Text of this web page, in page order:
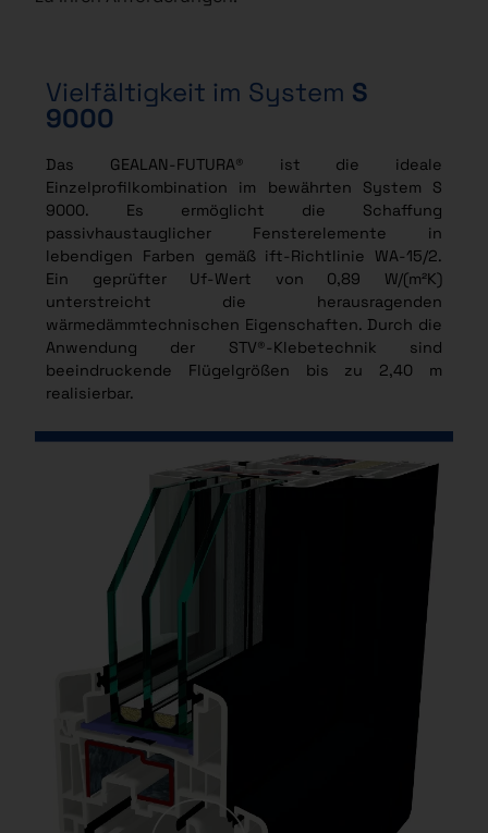
Vielfältigkeit im System S
9000
Das GEALAN-FUTURA® ist die ideale
Einzelprofilkombination im bewährten System S
9000. Es ermöglicht die Schaffung
passivhaustauglicher Fensterelemente in
lebendigen Farben gemäß ift-Richtlinie WA-15/2.
Ein geprüfter Uf-Wert von 0,89 W/(m²K)
unterstreicht die herausragenden
wärmedämmtechnischen Eigenschaften. Durch die
Anwendung der STV®-Klebetechnik sind
beeindruckende Flügelgrößen bis zu 2,40 m
realisierbar.
NEUGIERIG? VEREINBAREN SIE JETZT EINEN
BERATUNGSTERMIN